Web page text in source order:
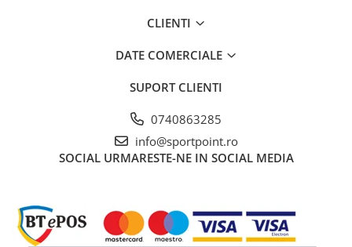
CLIENTI
DATE COMERCIALE
SUPORT CLIENTI
0740863285
info@sportpoint.ro
SOCIAL URMARESTE-NE IN SOCIAL MEDIA